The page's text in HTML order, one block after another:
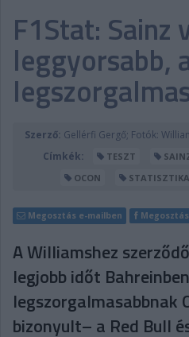
PODCAST
LIVE
DIGITÁLIS MAGAZIN
VERSENYNAPTÁRAK
F1Stat: Sainz
leggyorsabb,
Szerző: Gellérfi Gergő; Fotók:
Címkék:
TESZT
OCON
STATISZTIKA
Megosztás e-mailben
A Williamshez
legjobb időt
legszorgalmasabbnak
bizonyult– a Red Bull